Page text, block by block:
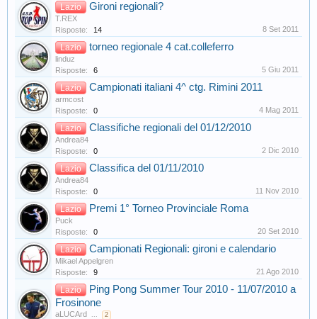
Lazio Gironi regionali?
T.REX
Risposte:
14 8 Set 2011
Lazio torneo regionale 4 cat.colleferro
linduz
Risposte:
6 5 Giu 2011
Lazio Campionati italiani 4^ ctg. Rimini 2011
armcost
Risposte:
0 4 Mag 2011
Lazio Classifiche regionali del 01/12/2010
Andrea84
Risposte:
0 2 Dic 2010
Lazio Classifica del 01/11/2010
Andrea84
Risposte:
0 11 Nov 2010
Lazio Premi 1° Torneo Provinciale Roma
Puck
Risposte:
0 20 Set 2010
Lazio Campionati Regionali: gironi e calendario
Mikael Appelgren
Risposte:
9 21 Ago 2010
Lazio
Ping Pong Summer Tour 2010 - 11/07/2010 a
Frosinone
aLUCArd ... 2